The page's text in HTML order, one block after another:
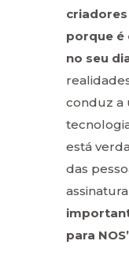
porque é
no seu
conduz a
está
das
para